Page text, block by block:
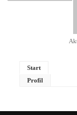
Start
Profil